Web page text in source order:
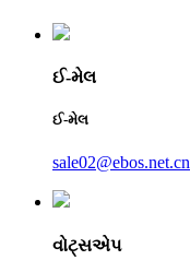
ઈ-મેલ
ઈ-મેલ
sale02@ebos.net.cn
વોટ્સએપ